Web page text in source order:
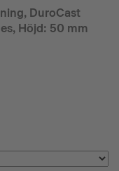
DuroCast
Höjd: 50 mm